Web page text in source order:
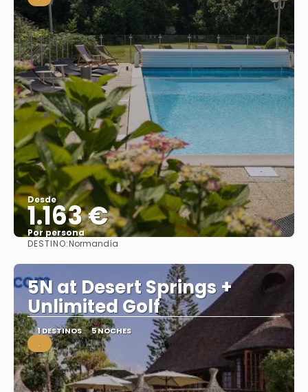
Desde
1.163 €
Por persona
DESTINO:Normandía
5N at Desert Springs +
Unlimited Golf
1 DESTINOS 5 NOCHES
.